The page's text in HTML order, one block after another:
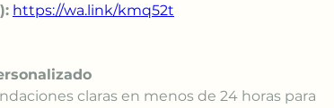
https://wa.link/kmq52t
claras en menos de 24 horas para